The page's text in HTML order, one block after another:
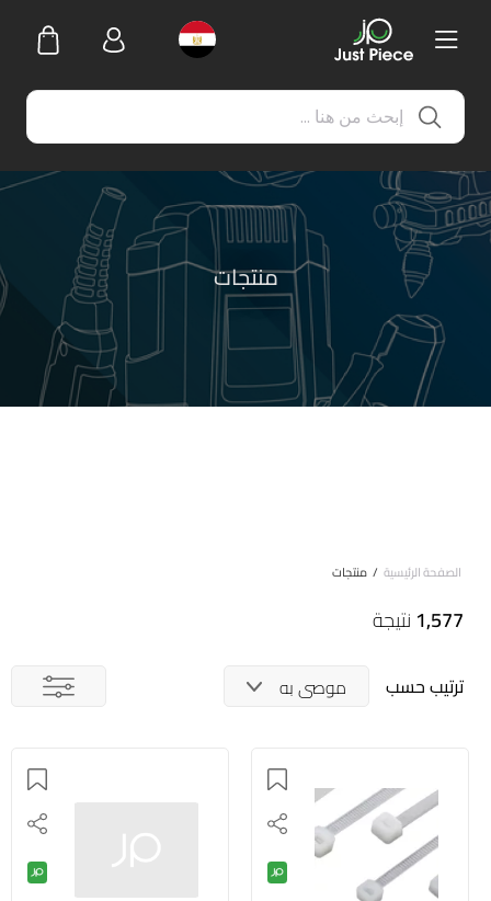
منتجات
الصفحة الرئيسية / منتجات
1,577 نتيجة
ترتيب حسب موصى به